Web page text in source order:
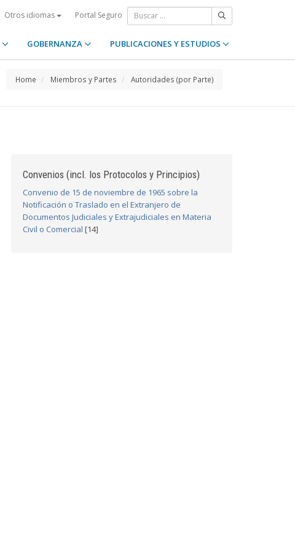
Otros idiomas Portal Seguro
GOBERNANZA PUBLICACIONES Y ESTUDIOS
Home Miembros y Partes Autoridades (por Parte)
Convenios (incl. los Protocolos y Principios)
Convenio de 15 de noviembre de 1965 sobre la
Notificación o Traslado en el Extranjero de
Documentos Judiciales y Extrajudiciales en Materia
Civil o Comercial [14]